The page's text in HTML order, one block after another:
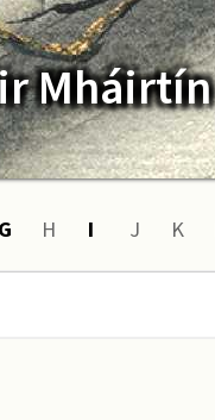
Mháirtín
G H I J K